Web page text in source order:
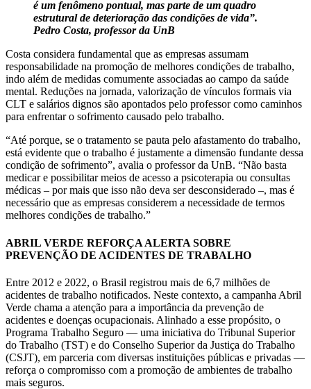
é um fenômeno pontual, mas parte de um quadro
estrutural de deterioração das condições de vida”.
Pedro Costa, professor da UnB
Costa considera fundamental que as empresas assumam
responsabilidade na promoção de melhores condições de trabalho,
indo além de medidas comumente associadas ao campo da saúde
mental. Reduções na jornada, valorização de vínculos formais via
CLT e salários dignos são apontados pelo professor como caminhos
para enfrentar o sofrimento causado pelo trabalho.
“Até porque, se o tratamento se pauta pelo afastamento do trabalho,
está evidente que o trabalho é justamente a dimensão fundante dessa
condição de sofrimento”, avalia o professor da UnB. “Não basta
medicar e possibilitar meios de acesso a psicoterapia ou consultas
médicas – por mais que isso não deva ser desconsiderado –, mas é
necessário que as empresas considerem a necessidade de termos
melhores condições de trabalho.”
ABRIL VERDE REFORÇA ALERTA SOBRE
PREVENÇÃO DE ACIDENTES DE TRABALHO
Entre 2012 e 2022, o Brasil registrou mais de 6,7 milhões de
acidentes de trabalho notificados. Neste contexto, a campanha Abril
Verde chama a atenção para a importância da prevenção de
acidentes e doenças ocupacionais. Alinhado a esse propósito, o
Programa Trabalho Seguro — uma iniciativa do Tribunal Superior
do Trabalho (TST) e do Conselho Superior da Justiça do Trabalho
(CSJT), em parceria com diversas instituições públicas e privadas —
reforça o compromisso com a promoção de ambientes de trabalho
mais seguros.